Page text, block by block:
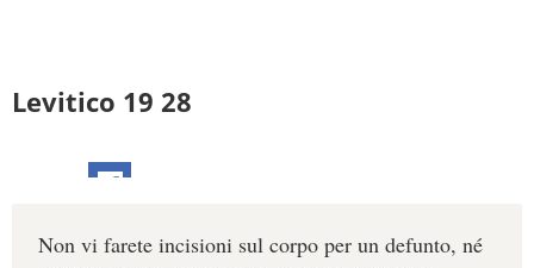
Levitico 19 28
Non vi farete incisioni sul corpo per un defunto, né